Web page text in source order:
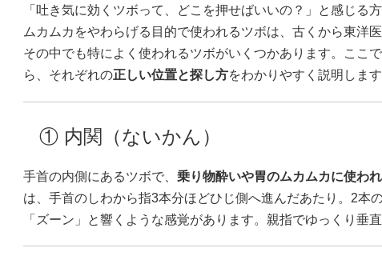
「吐き気に効くツボって、どこを押せばいいの？」と感じる
ムカムカをやわらげる目的で使われるツボは、古くから東洋
その中でも特によく使われるツボがいくつかあります。ここ
ら、それぞれの正しい位置と探し方をわかりやすく説明しま
① 内関（ないかん）
手首の内側にあるツボで、 乗り物酔いや胃のムカムカに使わ
は、手首のしわから指3本分ほどひじ側へ進んだあたり。2本
「ズーン」と響くような感覚があります。親指でゆっくり垂